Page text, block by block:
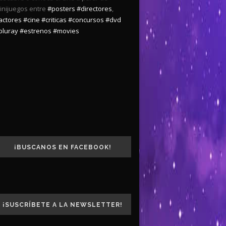
entre #posters #directores,
#cine #criticas #concursos #dvd
#estrenos #movies
¡BUSCANOS EN FACEBOOK!
¡SUSCRÍBETE A LA NEWSLETTER!